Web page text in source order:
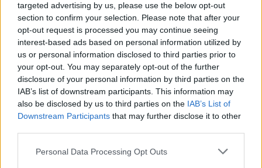
targeted advertising by us, please use the below opt-out
section to confirm your selection. Please note that after your
opt-out request is processed you may continue seeing
interest-based ads based on personal information utilized by
us or personal information disclosed to third parties prior to
your opt-out. You may separately opt-out of the further
disclosure of your personal information by third parties on the
IAB’s list of downstream participants. This information may
also be disclosed by us to third parties on the IAB’s List of
Downstream Participants that may further disclose it to other
Please note that this website/app uses one or more Google
Personal Data Processing Opt Outs
éjszakája, a Legjobb tudomásom szerint és az Utolsó
jelentés Annáról című filmben láthattunk.
PROGRAM
Hova menjünk tűzijáték előtt és után?
Heti ajánlónkban többek között képzőművészeti és
ipartörténeti kiállítás, könnyűzenei koncertek, a
Mesterségek Ünnepe, valamint számos Szent István-napi
program szerepel.